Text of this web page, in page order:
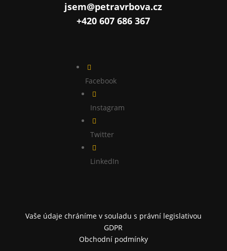
jsem@petravrbova.cz
+420 607 686 367

Facebook

Instagram

Twitter

LinkedIn
Vaše údaje chráníme v souladu s právní legislativou
GDPR
Obchodní podmínky